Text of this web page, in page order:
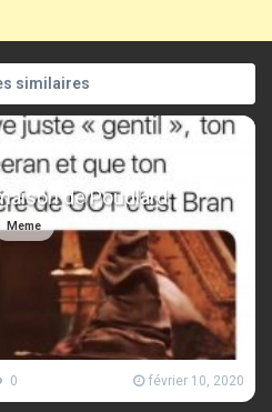
similaires
de Poudlard
Meme
0 février 10, 2020